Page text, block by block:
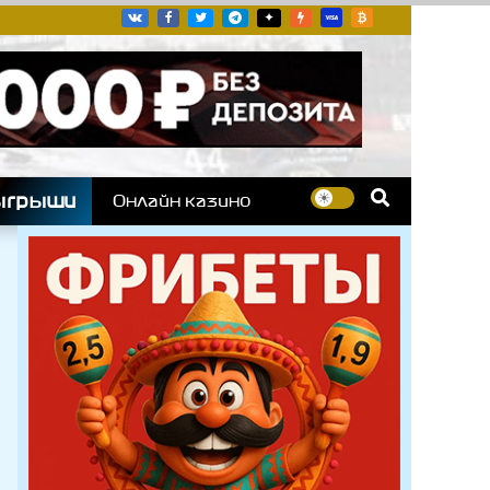
гоночных серий
Онлайн казино